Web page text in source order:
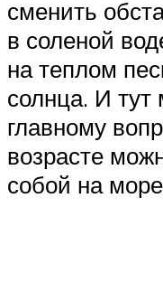
сменить
в соленой
на теплом
солнца. И
главному
возрасте
собой на